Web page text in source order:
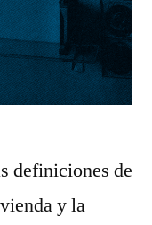
definiciones de
y la